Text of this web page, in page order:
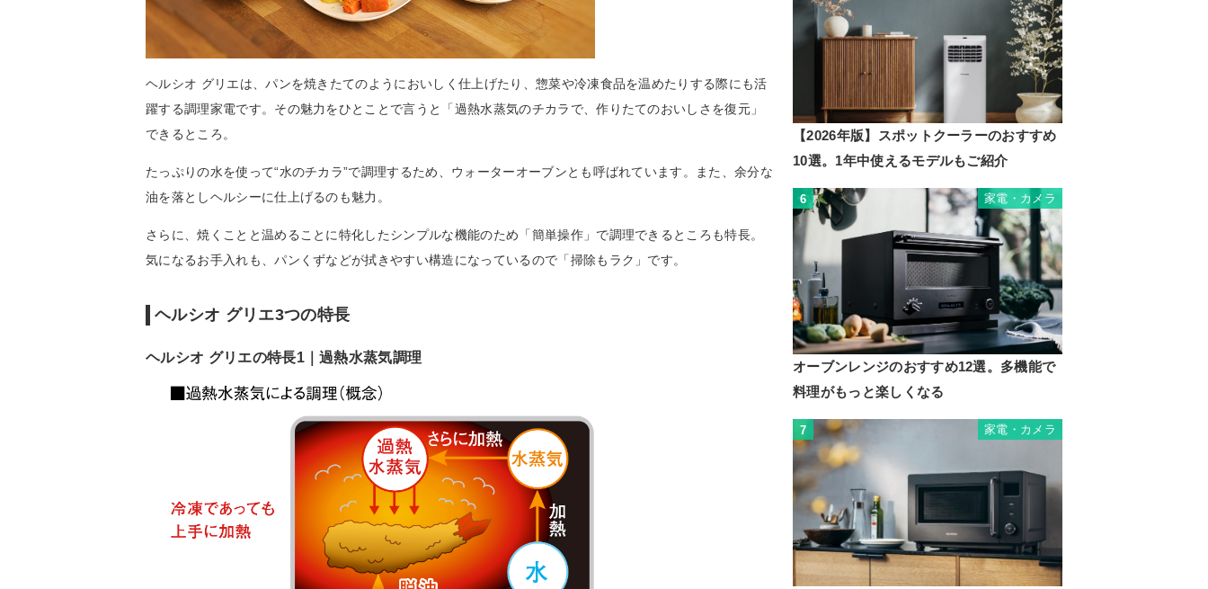
ヘルシオ グリエは、パンを焼きたてのようにおいしく仕上げたり、惣菜や冷凍食品を温めたりする際にも活
躍する調理家電です。その魅力をひとことで言うと「過熱水蒸気のチカラで、作りたてのおいしさを復元」
できるところ。
たっぷりの水を使って“水のチカラ”で調理するため、ウォーターオーブンとも呼ばれています。また、余分な
油を落としヘルシーに仕上げるのも魅力。
さらに、焼くことと温めることに特化したシンプルな機能のため「簡単操作」で調理できるところも特長。
気になるお手入れも、パンくずなどが拭きやすい構造になっているので「掃除もラク」です。
ヘルシオ グリエ3つの特長
ヘルシオ グリエの特長1｜過熱水蒸気調理
【2026年版】スポットクーラーのおすすめ
10選。1年中使えるモデルもご紹介
6 家電・カメラ
オーブンレンジのおすすめ12選。多機能で
料理がもっと楽しくなる
7 家電・カメラ